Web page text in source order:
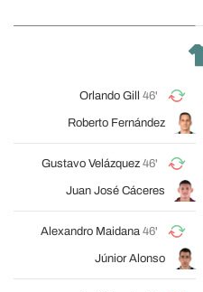
Orlando Gill 46'
Roberto Fernández
Gustavo Velázquez 46'
Juan José Cáceres
Alexandro Maidana 46'
Júnior Alonso